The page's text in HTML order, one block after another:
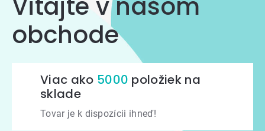
Vitajte v našom
obchode
Viac ako 5000 položiek na
sklade
Tovar je k dispozícii ihneď!